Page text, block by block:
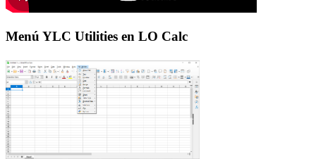
Menú YLC Utilities en LO Calc